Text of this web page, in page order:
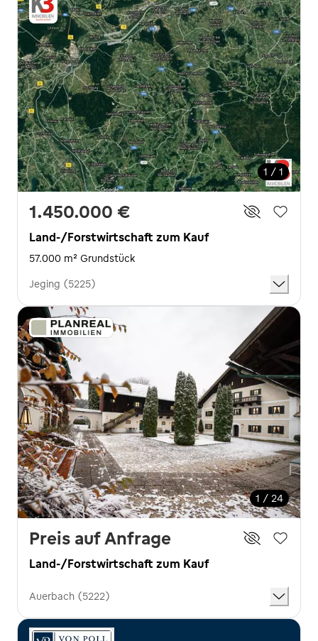
1 / 1
1.450.000 €
Land-/Forstwirtschaft zum Kauf
57.000 m² Grundstück
Jeging (5225)
1 / 24
Preis auf Anfrage
Land-/Forstwirtschaft zum Kauf
Auerbach (5222)